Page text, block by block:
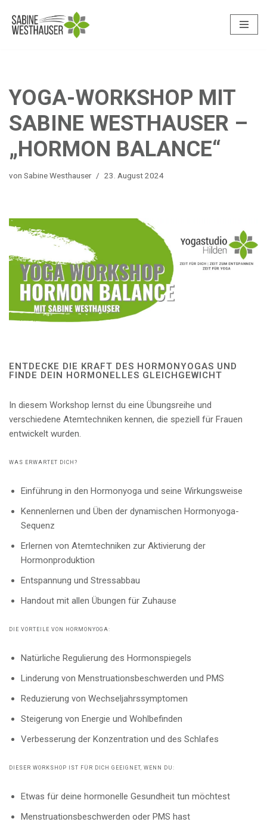
Zum
YOGA-WORKSHOP MIT
SABINE WESTHAUSER –
„HORMON BALANCE“
von Sabine Westhauser 23. August 2024
ENTDECKE DIE KRAFT DES HORMONYOGAS UND
FINDE DEIN HORMONELLES GLEICHGEWICHT
In diesem Workshop lernst du eine Übungsreihe und
verschiedene Atemtechniken kennen, die speziell für Frauen
entwickelt wurden.
WAS ERWARTET DICH?
Einführung in den Hormonyoga und seine Wirkungsweise
Kennenlernen und Üben der dynamischen Hormonyoga-
Sequenz
Erlernen von Atemtechniken zur Aktivierung der
Hormonproduktion
Entspannung und Stressabbau
Handout mit allen Übungen für Zuhause
DIE VORTEILE VON HORMONYOGA:
Natürliche Regulierung des Hormonspiegels
Linderung von Menstruationsbeschwerden und PMS
Reduzierung von Wechseljahrssymptomen
Steigerung von Energie und Wohlbefinden
Verbesserung der Konzentration und des Schlafes
DIESER WORKSHOP IST FÜR DICH GEEIGNET, WENN DU:
Etwas für deine hormonelle Gesundheit tun möchtest
Menstruationsbeschwerden oder PMS hast